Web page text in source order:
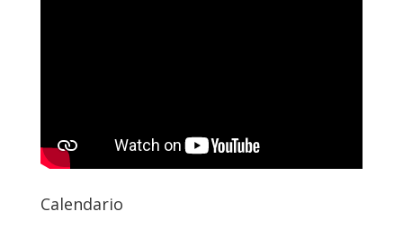
Calendario